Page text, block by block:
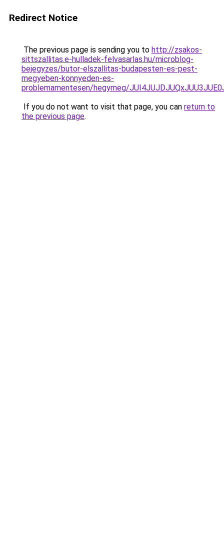
Redirect Notice
The previous page is sending you to http://zsakos-
sittszallitas.e-hulladek-felvasarlas.hu/microblog-
bejegyzes/butor-elszallitas-budapesten-es-pest-
megyeben-konnyeden-es-
problemamentesen/hegymeg/
If you do not want to visit that page, you can return to
the previous page.